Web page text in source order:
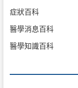
症狀百科
醫學消息百科
醫學知識百科